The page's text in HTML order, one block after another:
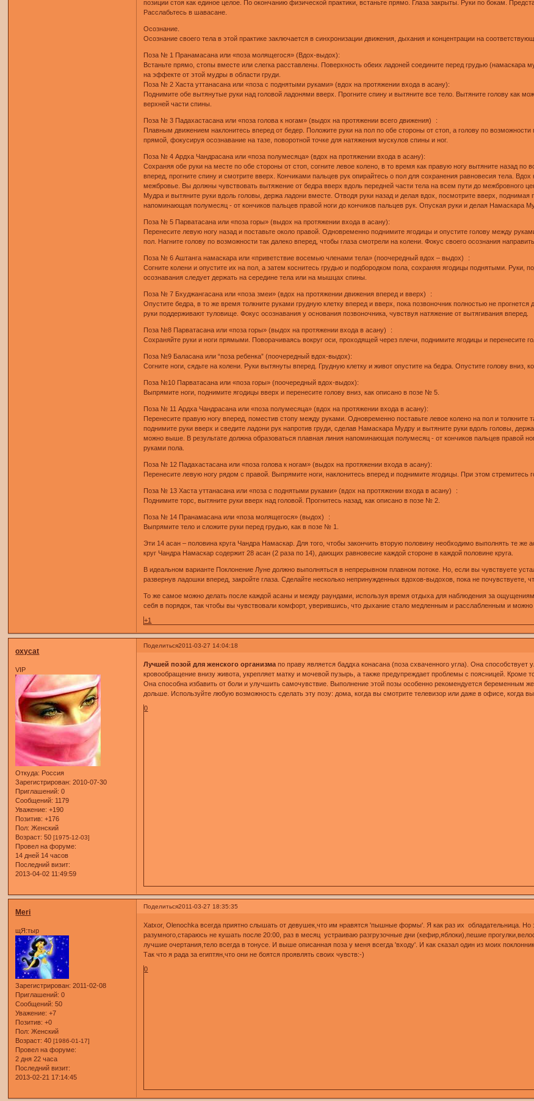
позиции стоя как единое целое. По окончанию физической практики, встаньте прямо. Глаза закрыты. Руки по бокам.
Расслабьтесь в шавасане.
Осознание.
Осознание своего тела в этой практике заключается в синхронизации движения, дыхания и концентрации на
Поза № 1 Пранамасана или «поза молящегося» (Вдох-выдох):
Встаньте прямо, стопы вместе или слегка расставлены. Поверхность обеих ладоней соедините перед грудью
на эффекте от этой мудры в области груди.
Поза № 2 Хаста уттанасана или «поза с поднятыми руками» (вдох на протяжении входа в асану):
Поднимите обе вытянутые руки над головой ладонями вверх. Прогните спину и вытяните все тело. Вытяните голову как
верхней части спины.
Поза № 3 Падахастасана или «поза голова к ногам» (выдох на протяжении всего движения) :
Плавным движением наклонитесь вперед от бедер. Положите руки на пол по обе стороны от стоп, а голову по
прямой, фокусируя осознавание на тазе, поворотной точке для натяжения мускулов спины и ног.
Поза № 4 Ардха Чандрасана или «поза полумесяца» (вдох на протяжении входа в асану):
Сохраняя обе руки на месте по обе стороны от стоп, согните левое колено, в то время как правую ногу вытяните назад
вперед, прогните спину и смотрите вверх. Кончиками пальцев рук опирайтесь о пол для сохранения равновесия тела.
межбровье. Вы должны чувствовать вытяжение от бедра вверх вдоль передней части тела на всем пути до межбровного
Мудра и вытяните руки вдоль головы, держа ладони вместе. Отводя руки назад и делая вдох, посмотрите вверх,
напоминающая полумесяц - от кончиков пальцев правой ноги до кончиков пальцев рук. Опуская руки и делая Намаскара
Поза № 5 Парватасана или «поза горы» (выдох на протяжении входа в асану):
Перенесите левую ногу назад и поставьте около правой. Одновременно поднимите ягодицы и опустите голову между
пол. Нагните голову по возможности так далеко вперед, чтобы глаза смотрели на колени. Фокус своего осознания
Поза № 6 Аштанга намаскара или «приветствие восемью членами тела» (поочередный вдох – выдох) :
Согните колени и опустите их на пол, а затем коснитесь грудью и подбородком пола, сохраняя ягодицы поднятыми. Руки,
осознавания следует держать на середине тела или на мышцах спины.
Поза № 7 Бхуджангасана или «поза змеи» (вдох на протяжении движения вперед и вверх) :
Опустите бедра, в то же время толкните руками грудную клетку вперед и вверх, пока позвоночник полностью не
руки поддерживают туловище. Фокус осознавания у основания позвоночника, чувствуя натяжение от вытягивания вперед.
Поза №8 Парватасана или «поза горы» (выдох на протяжении входа в асану) :
Сохраняйте руки и ноги прямыми. Поворачиваясь вокруг оси, проходящей через плечи, поднимите ягодицы и перенесите
Поза №9 Баласана или “поза ребенка” (поочередный вдох-выдох):
Согните ноги, сядьте на колени. Руки вытянуты вперед. Грудную клетку и живот опустите на бедра. Опустите голову
Поза №10 Парватасана или «поза горы» (поочередный вдох-выдох):
Выпрямите ноги, поднимите ягодицы вверх и перенесите голову вниз, как описано в позе № 5.
Поза № 11 Ардха Чандрасана или «поза полумесяца» (вдох на протяжении входа в асану):
Перенесите правую ногу вперед, поместив стопу между руками. Одновременно поставьте левое колено на пол и толкните
поднимите руки вверх и сведите ладони рук напротив груди, сделав Намаскара Мудру и вытяните руки вдоль головы,
можно выше. В результате должна образоваться плавная линия напоминающая полумесяц - от кончиков пальцев правой
руками пола.
Поза № 12 Падахастасана или «поза голова к ногам» (выдох на протяжении входа в асану):
Перенесите левую ногу рядом с правой. Выпрямите ноги, наклонитесь вперед и поднимите ягодицы. При этом
Поза № 13 Хаста уттанасана или «поза с поднятыми руками» (вдох на протяжении входа в асану) :
Поднимите торс, вытяните руки вверх над головой. Прогнитесь назад, как описано в позе № 2.
Поза № 14 Пранамасана или «поза молящегося» (выдох) :
Выпрямите тело и сложите руки перед грудью, как в позе № 1.
Эти 14 асан – половина круга Чандра Намаскар. Для того, чтобы закончить вторую половину необходимо выполнять те
круг Чандра Намаскар содержит 28 асан (2 раза по 14), дающих равновесие каждой стороне в каждой половине круга.
В идеальном варианте Поклонение Луне должно выполняться в непрерывном плавном потоке. Но, если вы чувствуете
развернув ладошки вперед, закройте глаза. Сделайте несколько непринужденных вдохов-выдохов, пока не почувствуете,
То же самое можно делать после каждой асаны и между раундами, используя время отдыха для наблюдения за
себя в порядок, так чтобы вы чувствовали комфорт, уверившись, что дыхание стало медленным и расслабленным и можно
+1
Поделиться2011-03-27 14:04:18
oxycat
VIP
Откуда: Россия
Зарегистрирован: 2010-07-30
Приглашений: 0
Сообщений: 1179
Уважение: +190
Позитив: +176
Пол: Женский
Возраст: 50[1975-12-03]
Провел на форуме:
14 дней 14 часов
Последний визит:
2013-04-02 11:49:59
Лучшей позой для женского организмапо праву является баддха конасана (поза схваченного угла). Она
кровообращение внизу живота, укрепляет матку и мочевой пузырь, а также предупреждает проблемы с поясницей. Кроме
Она способна избавить от боли и улучшить самочувствие. Выполнение этой позы особенно рекомендуется беременным
дольше. Используйте любую возможность сделать эту позу: дома, когда вы смотрите телевизор или даже в офисе, когда вы
0
Поделиться2011-03-27 18:35:35
Meri
щЯ:тыр
Зарегистрирован: 2011-02-08
Приглашений: 0
Сообщений: 50
Уважение: +7
Позитив: +0
Пол: Женский
Возраст: 40[1986-01-17]
Провел на форуме:
2 дня 22 часа
Последний визит:
2013-02-21 17:14:45
Xаtxor, Olenochkа всегда приятно слышать от девушек,что им нравятся 'пышные формы'. Я как раз их обладательница.
разумного,стараюсь не кушать после 20:00, раз в месяц устраиваю разгрузочные дни (кефир,яблоки),пешие
лучшие очертания,тело всегда в тонусе. И выше описанная поза у меня всегда 'входу'. И как сказал один из моих
Так что я рада за египтян,что они не боятся проявлять своих чувств:-)
0